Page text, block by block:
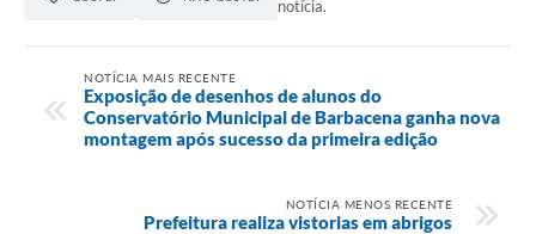
notícia.
NOTÍCIA MAIS RECENTE
Exposição de desenhos de alunos do
Conservatório Municipal de Barbacena ganha nova
montagem após sucesso da primeira edição
NOTÍCIA MENOS RECENTE
Prefeitura realiza vistorias em abrigos